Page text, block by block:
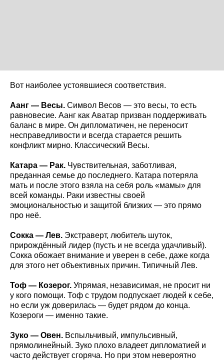
Вот наиболее устоявшиеся соответствия.
Аанг — Весы. Символ Весов — это весы, то есть
равновесие. Аанг как Аватар призван поддерживать
баланс в мире. Он дипломатичен, не переносит
несправедливости и всегда старается решить
конфликт мирно. Классический Весы.
Катара — Рак. Чувствительная, заботливая,
преданная семье до последнего. Катара потеряла
мать и после этого взяла на себя роль «мамы» для
всей команды. Раки известны своей
эмоциональностью и защитой близких — это прямо
про неё.
Сокка — Лев. Экстраверт, любитель шуток,
прирождённый лидер (пусть и не всегда удачливый).
Сокка обожает внимание и уверен в себе, даже когда
для этого нет объективных причин. Типичный Лев.
Тоф — Козерог. Упрямая, независимая, не просит ни
у кого помощи. Тоф с трудом подпускает людей к себе,
но если уж доверилась — будет рядом до конца.
Козероги — именно такие.
Зуко — Овен. Вспыльчивый, импульсивный,
прямолинейный. Зуко плохо владеет дипломатией и
часто действует сгоряча. Но при этом невероятно